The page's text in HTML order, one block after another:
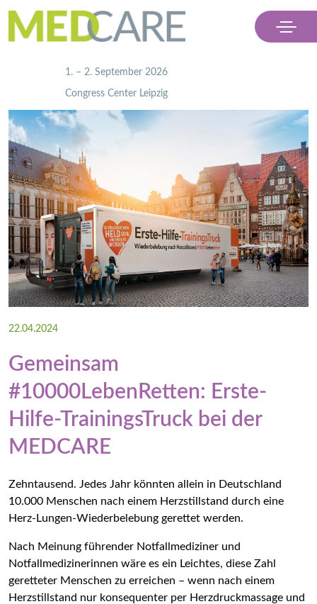
                    1. – 2. September 2026
Menü
Ausstellen
Besuchen
Partner
Kontakt & Presse
Ticket kaufen
Datenschutz
Die MEDCARE – ein Kongress der Gesundheitsforen
22.04.2024
Gemeinsam
#10000LebenRetten: Erste-
Hilfe-TrainingsTruck bei der
MEDCARE
Zehntausend. Jedes Jahr könnten allein in Deutschland
10.000 Menschen nach einem Herzstillstand durch eine
Herz-Lungen-Wiederbelebung gerettet werden.
Nach Meinung führender Notfallmediziner und
Notfallmedizinerinnen wäre es ein Leichtes, diese Zahl
geretteter Menschen zu erreichen – wenn nach einem
Herzstillstand nur konsequenter per Herzdruckmassage und